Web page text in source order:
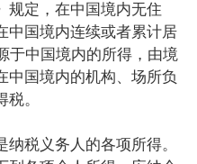
规定，在中国境内无住
中国境内连续或者累计居
于中国境内的所得，由境
中国境内的机构、场所负
。
税义务人的各项所得。